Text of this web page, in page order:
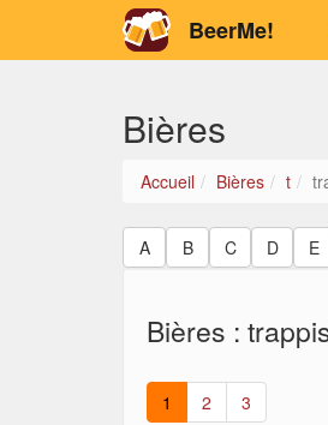
BeerMe!
Bières
Accueil Bières t
A B C D E
Bières :
1 2 3